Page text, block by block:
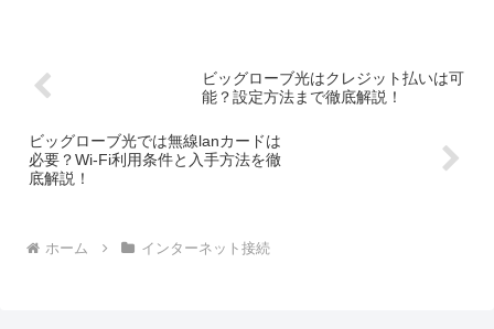
ビッグローブ光はクレジット払いは可
能？設定方法まで徹底解説！
ビッグローブ光では無線lanカードは
必要？Wi-Fi利用条件と入手方法を徹
底解説！
ホーム インターネット接続